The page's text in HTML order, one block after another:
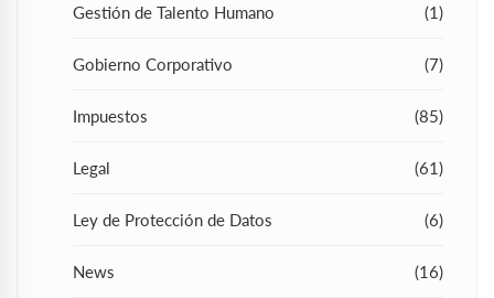
Gestión de Talento Humano (1)
Gobierno Corporativo (7)
Impuestos (85)
Legal (61)
Ley de Protección de Datos (6)
News (16)